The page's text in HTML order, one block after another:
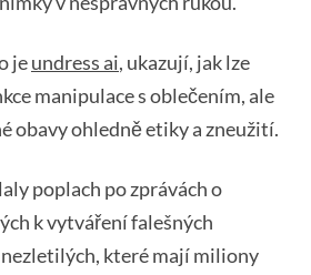
jeundress ai, ukazují, jak lze
manipulace s oblečením, ale
obavy ohledně etiky a zneužití.
poplach po zprávách o
k vytváření falešných
které mají miliony